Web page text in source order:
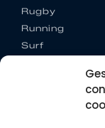
Rugby
Running
Surf
CONTACTO